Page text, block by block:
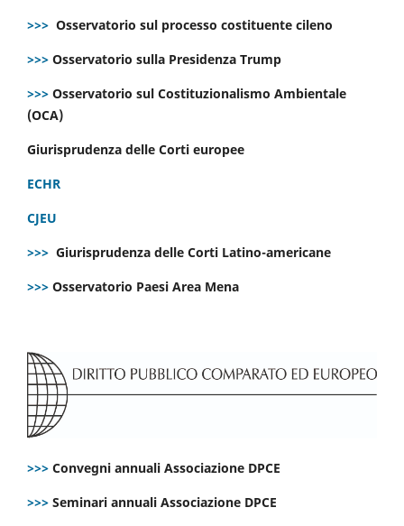
>>> Osservatorio sul processo costituente cileno
>>> Osservatorio sulla Presidenza Trump
>>> Osservatorio sul Costituzionalismo Ambientale
(OCA)
Giurisprudenza delle Corti europee
ECHR
CJEU
>>> Giurisprudenza delle Corti Latino-americane
>>> Osservatorio Paesi Area Mena
>>> Convegni annuali Associazione DPCE
>>> Seminari annuali Associazione DPCE